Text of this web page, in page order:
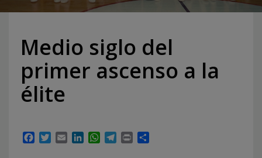
Medio siglo del
primer ascenso a la
élite
Facebook
TwitterEmailLinkedInWhatsApp
Telegram
Print